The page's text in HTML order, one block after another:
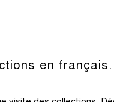
en français.